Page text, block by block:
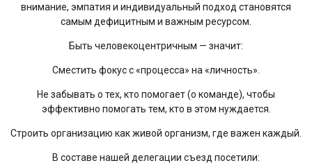
внимание, эмпатия и индивидуальный подход становятся
самым дефицитным и важным ресурсом.
Быть человекоцентричным — значит:
Сместить фокус с «процесса» на «личность».
Не забывать о тех, кто помогает (о команде), чтобы
эффективно помогать тем, кто в этом нуждается.
Строить организацию как живой организм, где важен каждый.
В составе нашей делегации съезд посетили: